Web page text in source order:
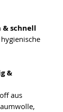
& schnell
&
aus